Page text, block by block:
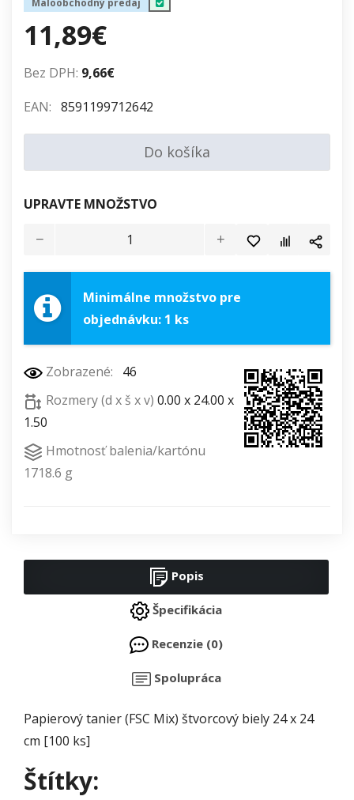
Maloobchodný predaj
11,89€
Bez DPH: 9,66€
EAN: 8591199712642
Do košíka
UPRAVTE MNOŽSTVO
Minimálne množstvo pre
objednávku: 1 ks
Zobrazené:
46
Rozmery (d x š x v) 0.00 x 24.00 x
1.50
Hmotnosť balenia/kartónu
1718.6 g
Popis
Špecifikácia
Recenzie (0)
Spolupráca
Papierový tanier (FSC Mix) štvorcový biely 24 x 24
cm [100 ks]
Štítky: